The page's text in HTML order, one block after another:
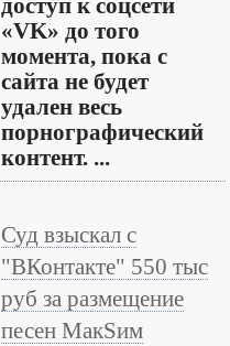
доступ к соцсети
«VK» до того
момента, пока с
сайта не будет
удален весь
порнографический
контент. ...
Суд взыскал с
"ВКонтакте" 550 тыс
руб за размещение
песен МакSим